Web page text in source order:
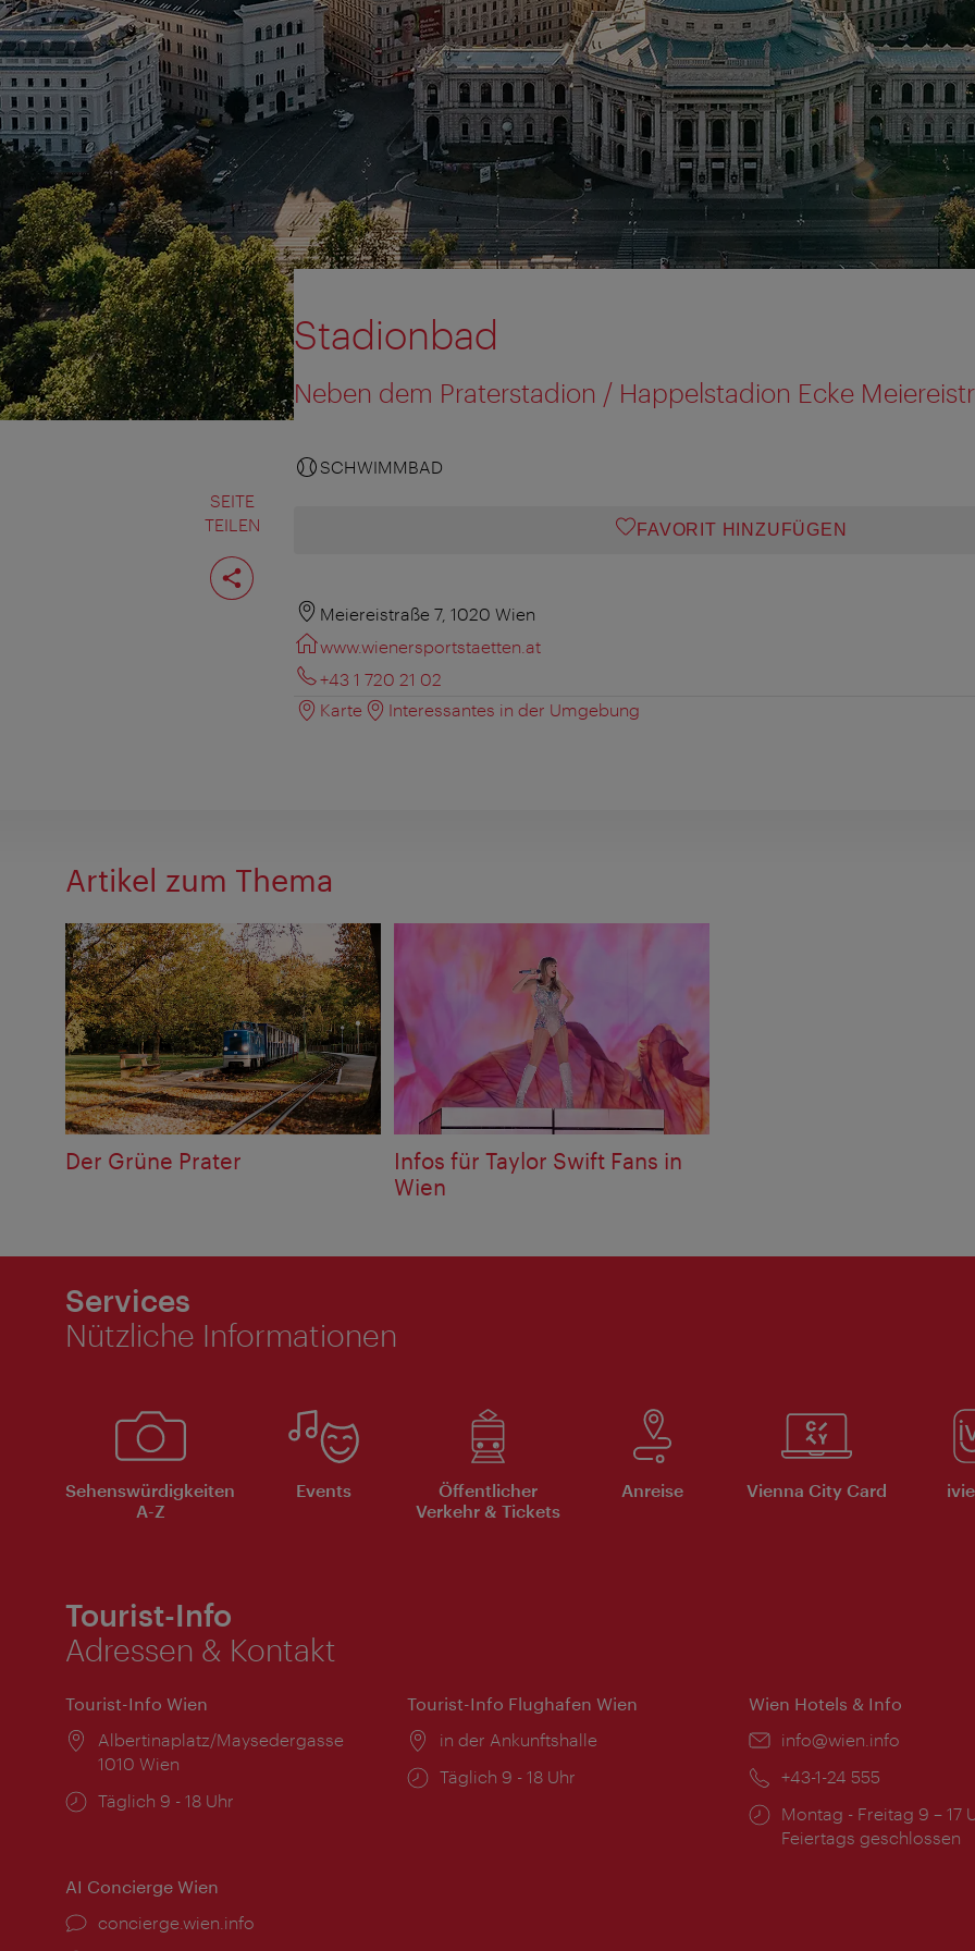
SEITE
TEILEN
Seite
teilen
Stadionbad
Neben dem Praterstadion / Happelstadion Ecke
SCHWIMMBAD
FAVORIT HINZUFÜGEN
Meiereistraße 7, 1020 Wien
www.wienersportstaetten.at
+43 1 720 21 02
Karte
Interessantes in der Umgebung
Artikel zum Thema
Der Grüne Prater
Infos für Taylor Swift Fans in
Wien
Services
Nützliche Informationen
Sehenswürdigkeiten
A-Z
Events
Öffentlicher
Verkehr & Tickets
Anreise Vienna City Card
Tourist-Info
Adressen & Kontakt
Tourist-Info Wien
Ort:
Albertinaplatz/Maysedergasse
1010 Wien
Öffnungszeiten:
Täglich 9 - 18 Uhr
Tourist-Info Flughafen Wien
Ort:
in der Ankunftshalle
Öffnungszeiten:
Täglich 9 - 18 Uhr
Wien Hotels & Info
Email:
info@wien.info
Telefon:
+43-1-24 555
Öffnungszeiten:
Montag - Freitag 9 – 17
Feiertags geschlossen
AI Concierge Wien
Ort:
concierge.wien.info